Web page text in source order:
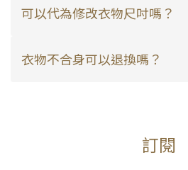
可以代為修改衣物尺吋嗎？
衣物不合身可以退換嗎？
訂閱